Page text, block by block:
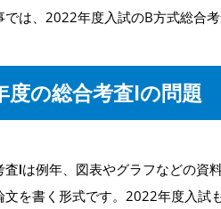
では、2022年度入試のB方式総合考
度の総合考査Ⅰの問題
査Ⅰは例年、図表やグラフなどの資
文を書く形式です。2022年度入試